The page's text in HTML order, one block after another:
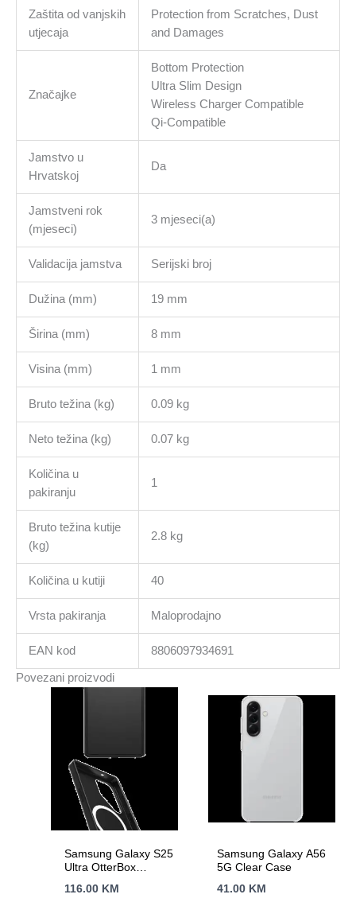
Zaštita od vanjskih
utjecaja
Protection from Scratches, Dust
and Damages
Značajke
Bottom Protection
Ultra Slim Design
Wireless Charger Compatible
Qi-Compatible
Jamstvo u
Hrvatskoj
Da
Jamstveni rok
(mjeseci)
3 mjeseci(a)
Validacija jamstva Serijski broj
Dužina (mm) 19 mm
Širina (mm) 8 mm
Visina (mm) 1 mm
Bruto težina (kg) 0.09 kg
Neto težina (kg) 0.07 kg
Količina u
pakiranju
1
Bruto težina kutije
(kg)
2.8 kg
Količina u kutiji 40
Vrsta pakiranja Maloprodajno
EAN kod 8806097934691
Povezani proizvodi
Samsung Galaxy S25
Ultra OtterBox
Case Black
116.00 KM
Samsung Galaxy A56
5G Clear Case
41.00 KM